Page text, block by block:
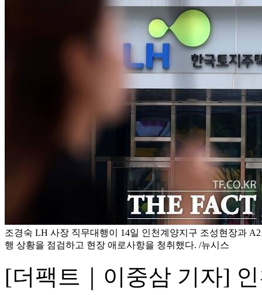
조경숙 LH 사장 직무대행이 14일 인천계양지구 조성현장과
행 상황을 점검하고 현장 애로사항을 청취했다. /뉴시스
[더팩트｜이중삼 기자]